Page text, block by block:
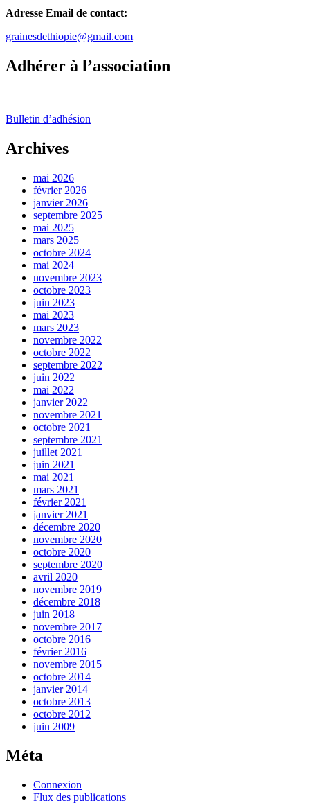
Adresse Email de contact:
grainesdethiopie@gmail.com
Adhérer à l’association
Bulletin d’adhésion
Archives
mai 2026
février 2026
janvier 2026
septembre 2025
mai 2025
mars 2025
octobre 2024
mai 2024
novembre 2023
octobre 2023
juin 2023
mai 2023
mars 2023
novembre 2022
octobre 2022
septembre 2022
juin 2022
mai 2022
janvier 2022
novembre 2021
octobre 2021
septembre 2021
juillet 2021
juin 2021
mai 2021
mars 2021
février 2021
janvier 2021
décembre 2020
novembre 2020
octobre 2020
septembre 2020
avril 2020
novembre 2019
décembre 2018
juin 2018
novembre 2017
octobre 2016
février 2016
novembre 2015
octobre 2014
janvier 2014
octobre 2013
octobre 2012
juin 2009
Méta
Connexion
Flux des publications